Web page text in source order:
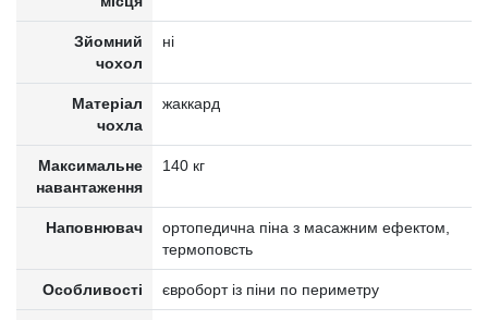
Зйомний
чохол
ні
Матеріал
чохла
жаккард
Максимальне
навантаження
140 кг
Наповнювач
ортопедична піна з масажним ефектом,
термоповсть
Особливості євроборт із піни по периметру